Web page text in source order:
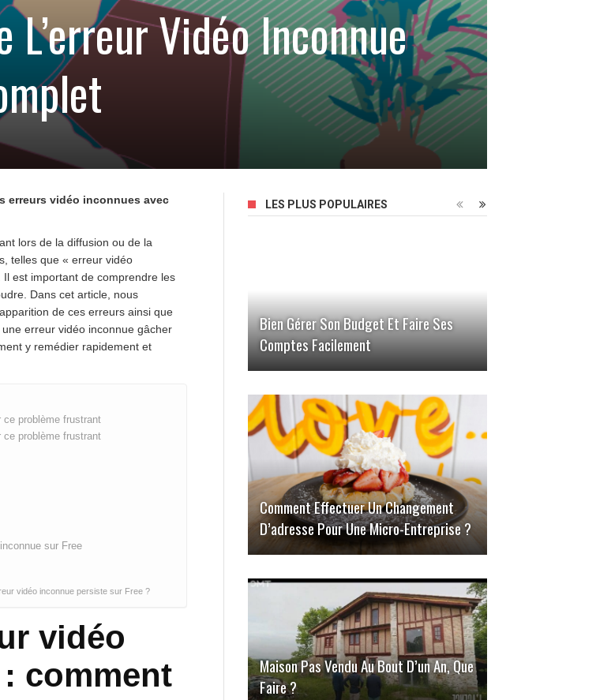
L’erreur Vidéo Inconnue
erreurs vidéo inconnues avec
lors de la diffusion ou de la
telles que « erreur vidéo
est important de comprendre les
Dans cet article, nous
de ces erreurs ainsi que
erreur vidéo inconnue gâcher
y remédier rapidement et
ce problème frustrant
ce problème frustrant
sur Free
vidéo inconnue persiste sur Free ?
vidéo
comment
LES PLUS POPULAIRES
Bien Gérer Son Budget Et Faire Ses
Comptes Facilement
Comment Effectuer Un Changement
D’adresse Pour Une Micro-Entreprise ?
Maison Pas Vendu Au Bout D’un An, Que
Faire ?